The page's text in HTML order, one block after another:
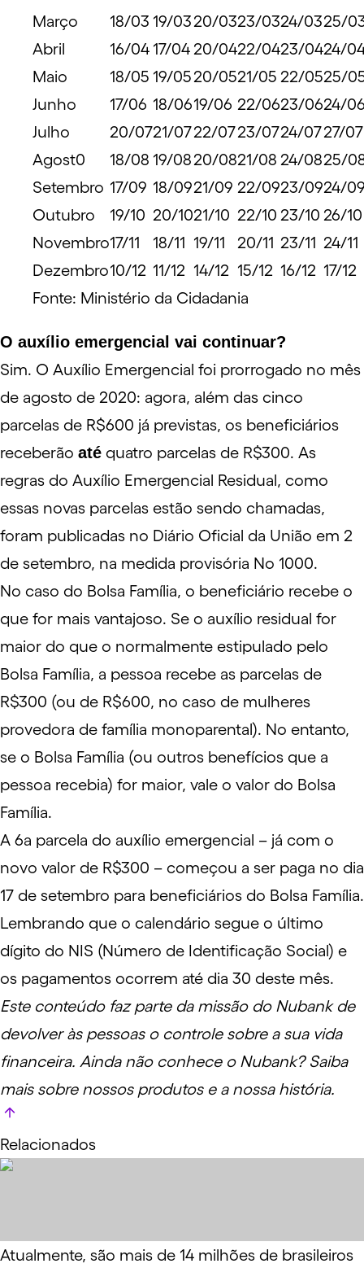
Março
18/03 19/0320/0323/0324/0325/
Abril
16/04 17/04 20/0422/0423/0424/
Maio
18/05 19/0520/0521/05 22/0525/
Junho
17/06 18/0619/06 22/0623/0624/
Julho
20/0721/0722/0723/0724/0727/07
Agost0
18/08 19/0820/0821/08 24/0825/
Setembro 17/09 18/0921/09 22/0923/0924/
Outubro
19/10 20/1021/10 22/10 23/10 26/10
Novembro17/11 18/11 19/11 20/11 23/11 24/11
Dezembro10/12 11/12 14/12 15/12 16/12 17/12
Fonte: Ministério da Cidadania
O auxílio emergencial vai continuar?
Sim. O Auxílio Emergencial foi prorrogado no mês
de agosto de 2020: agora, além das cinco
parcelas de R$600 já previstas, os beneficiários
receberão até quatro parcelas de R$300. As
regras do Auxílio Emergencial Residual, como
essas novas parcelas estão sendo chamadas,
foram publicadas no Diário Oficial da União em 2
de setembro, na medida provisória No 1000.
No caso do Bolsa Família, o beneficiário recebe o
que for mais vantajoso. Se o auxílio residual for
maior do que o normalmente estipulado pelo
Bolsa Família, a pessoa recebe as parcelas de
R$300 (ou de R$600, no caso de mulheres
provedora de família monoparental). No entanto,
se o Bolsa Família (ou outros benefícios que a
pessoa recebia) for maior, vale o valor do Bolsa
Família.
A 6a parcela do auxílio emergencial – já com o
novo valor de R$300 – começou a ser paga no dia
17 de setembro para beneficiários do Bolsa Família.
Lembrando que o calendário segue o último
dígito do NIS (Número de Identificação Social) e
os pagamentos ocorrem até dia 30 deste mês.
Este conteúdo faz parte da missão do Nubank de
devolver às pessoas o controle sobre a sua vida
financeira. Ainda não conhece o Nubank? Saiba
mais sobre nossos produtos e a nossa história.
Relacionados
Atualmente, são mais de 14 milhões de brasileiros